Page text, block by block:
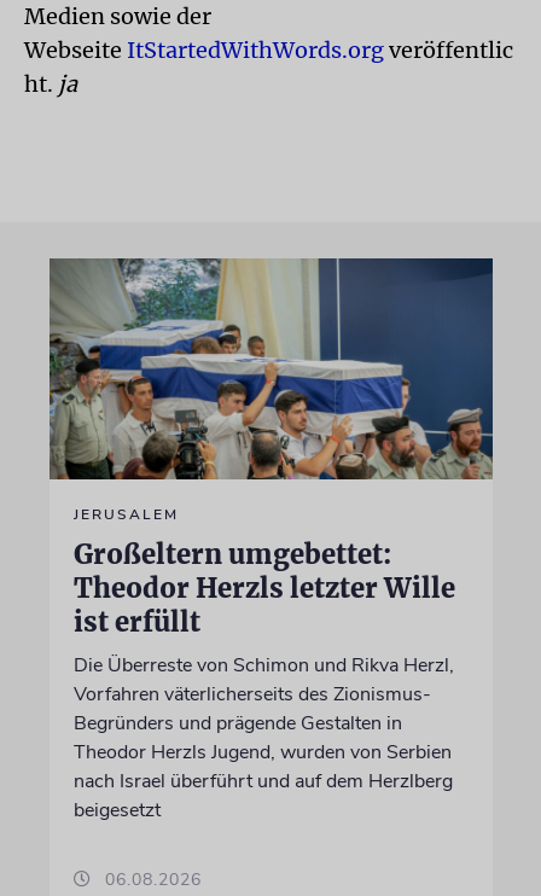
Medien sowie der
Webseite ItStartedWithWords.orgveröffentlic
ht. ja
JERUSALEM
Großeltern umgebettet:
Theodor Herzls letzter Wille
ist erfüllt
Die Überreste von Schimon und Rikva Herzl,
Vorfahren väterlicherseits des Zionismus-
Begründers und prägende Gestalten in
Theodor Herzls Jugend, wurden von Serbien
nach Israel überführt und auf dem Herzlberg
beigesetzt
06.08.2026